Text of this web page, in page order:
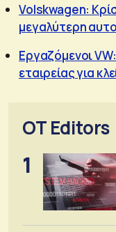
Volskwagen:
μεγαλύτερη
Εργαζόμενοι
εταιρείας για
OT Editors
1